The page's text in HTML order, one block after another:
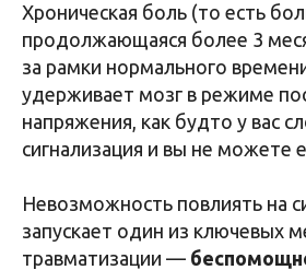
Хроническая боль (то есть
продолжающаяся более 3
за рамки нормального
удерживает мозг в режиме
напряжения, как будто у вас
сигнализация и вы не можете
Невозможность повлиять на
запускает один из ключевых
травматизации —